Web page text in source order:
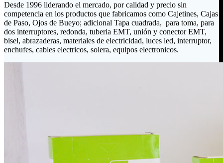
Desde 1996 liderando el mercado, por calidad y precio sin
competencia en los productos que fabricamos como Cajetines, Cajas
de Paso, Ojos de Bueyo; adicional Tapa cuadrada, para toma, para
dos interruptores, redonda, tuberia EMT, unión y conector EMT,
bisel, abrazaderas, materiales de electricidad, luces led, interruptor,
enchufes, cables electricos, solera, equipos electronicos.